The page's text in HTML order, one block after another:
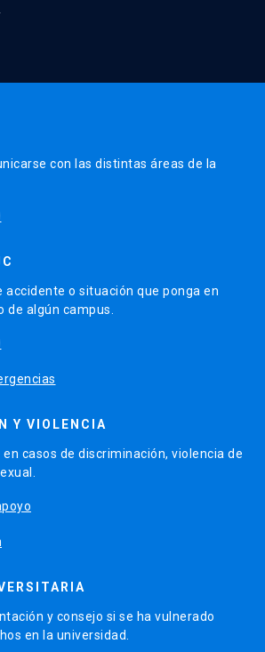
con las distintas áreas de la
accidente o situación que ponga en
de algún campus.
Y VIOLENCIA
casos de discriminación, violencia de
y consejo si se ha vulnerado
en la universidad.